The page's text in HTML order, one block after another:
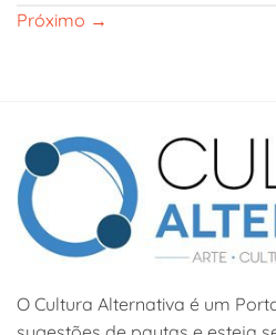
Próximo →
O Cultura Alternativa é um